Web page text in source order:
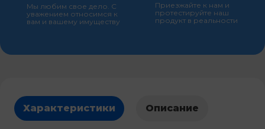
Мы любим свое дело. С
уважением относимся к
вам и вашему имуществу
Приезжайте к нам и
протестируйте наш
продукт в реальности
Характеристики Описание